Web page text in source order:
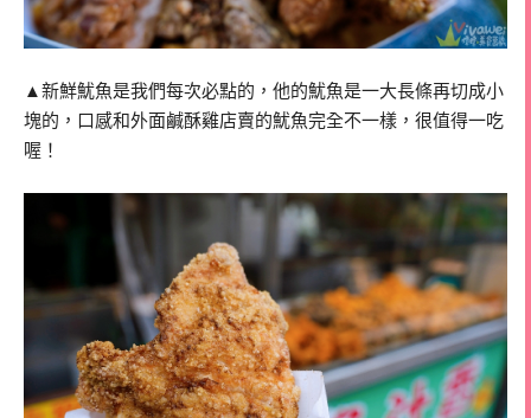
▲新鮮魷魚是我們每次必點的，他的魷魚是一大長條再切成小
塊的，口感和外面鹹酥雞店賣的魷魚完全不一樣，很值得一吃
喔！